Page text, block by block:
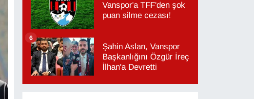
Vanspor'a TFF'den şok
puan silme cezası!
Şahin Aslan, Vanspor
Başkanlığını Özgür İreç
İlhan'a Devretti
6